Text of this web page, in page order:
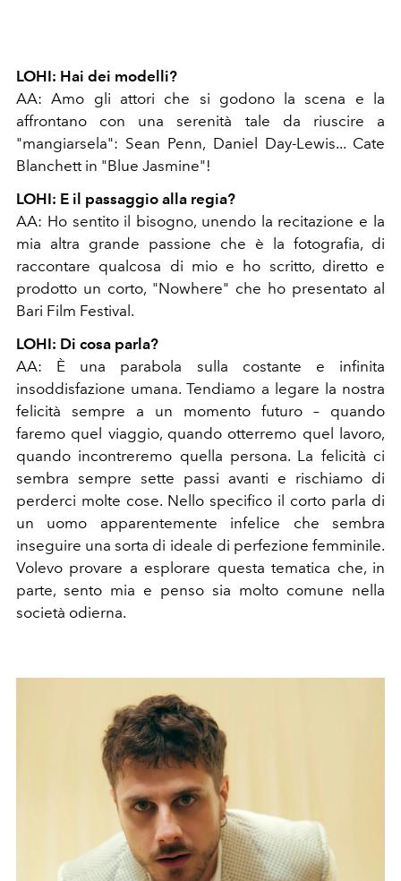
LOHI: Hai dei modelli?
AA: Amo gli attori che si godono la scena e la
affrontano con una serenità tale da riuscire a
"mangiarsela": Sean Penn, Daniel Day-Lewis... Cate
Blanchett in "Blue Jasmine"!
LOHI: E il passaggio alla regia?
AA: Ho sentito il bisogno, unendo la recitazione e la
mia altra grande passione che è la fotografia, di
raccontare qualcosa di mio e ho scritto, diretto e
prodotto un corto, "Nowhere" che ho presentato al
Bari Film Festival.
LOHI: Di cosa parla?
AA: È una parabola sulla costante e infinita
insoddisfazione umana. Tendiamo a legare la nostra
felicità sempre a un momento futuro – quando
faremo quel viaggio, quando otterremo quel lavoro,
quando incontreremo quella persona. La felicità ci
sembra sempre sette passi avanti e rischiamo di
perderci molte cose. Nello specifico il corto parla di
un uomo apparentemente infelice che sembra
inseguire una sorta di ideale di perfezione femminile.
Volevo provare a esplorare questa tematica che, in
parte, sento mia e penso sia molto comune nella
società odierna.